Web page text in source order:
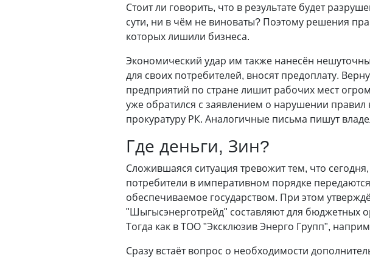
Стоит ли говорить, что в результате будет
сути, ни в чём не виноваты? Поэтому решения
которых лишили бизнеса.
Экономический удар им также нанесён
для своих потребителей, вносят пред­оплату.
предприятий по стране лишит рабочих мест
уже обратился с заявлением о нарушении
прокуратуру РК. Аналогичные письма пишут
Где деньги, Зин?
Сложившаяся ситуация тревожит тем, что
потребители в императивном порядке
обеспечиваемое государством. При этом
"Шыгысэнерготрейд" составляют для бюджетных
Тогда как в ТОО "Эксклюзив Энерго Групп",
Сразу встаёт вопрос о необходимости